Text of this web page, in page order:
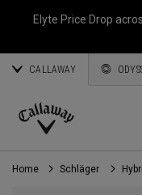
Elyte Price Drop
CALLAWAY
Callaway
Golf
Home Schläger